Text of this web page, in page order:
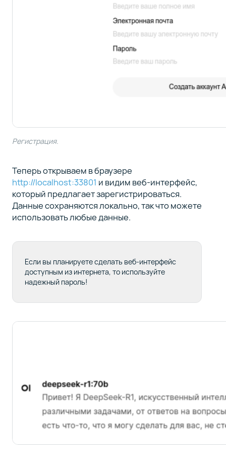
Регистрация.
Теперь открываем в браузере
http://localhost:33801 и видим веб-интерфейс,
который предлагает зарегистрироваться.
Данные сохраняются локально, так что можете
использовать любые данные.
Если вы планируете сделать веб-интерфейс
доступным из интернета, то используйте
надежный пароль!